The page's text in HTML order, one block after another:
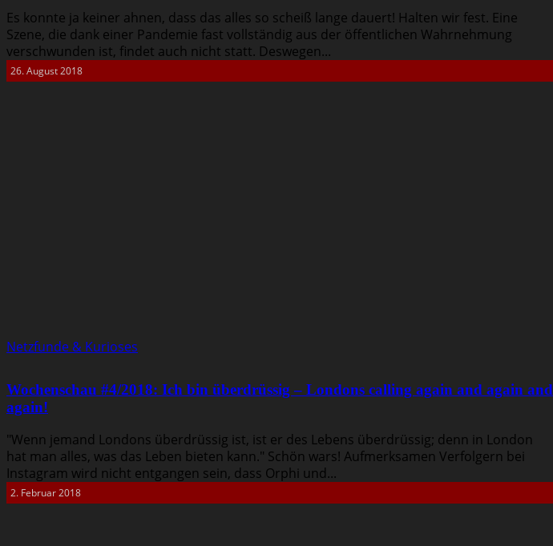
Es konnte ja keiner ahnen, dass das alles so scheiß lange dauert! Halten wir fest. Eine
Szene, die dank einer Pandemie fast vollständig aus der öffentlichen Wahrnehmung
verschwunden ist, findet auch nicht statt. Deswegen...
26. August 2018
Netzfunde & Kurioses
Wochenschau #4/2018: Ich bin überdrüssig – Londons calling again and again and
again!
"Wenn jemand Londons überdrüssig ist, ist er des Lebens überdrüssig; denn in London
hat man alles, was das Leben bieten kann." Schön wars! Aufmerksamen Verfolgern bei
Instagram wird nicht entgangen sein, dass Orphi und...
2. Februar 2018